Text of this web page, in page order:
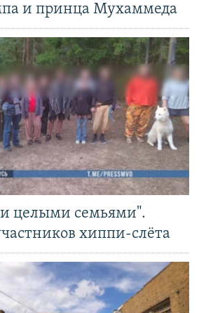
и принца Мухаммеда
целыми семьями".
хиппи-слёта